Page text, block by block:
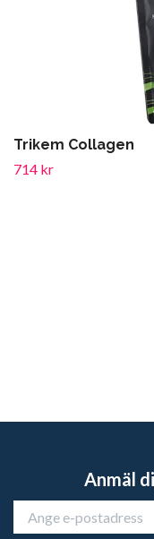
Trikem Collagen
714 kr
Anmäl